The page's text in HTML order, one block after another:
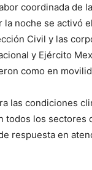
coordinada de
noche se activó
Civil y las
y Ejército
como en
las condiciones
todos los sectores
respuesta en